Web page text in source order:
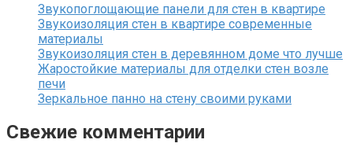
Звукопоглощающие панели для стен в квартире
Звукоизоляция стен в квартире современные
материалы
Звукоизоляция стен в деревянном доме что лучше
Жаростойкие материалы для отделки стен возле
печи
Зеркальное панно на стену своими руками
Свежие комментарии